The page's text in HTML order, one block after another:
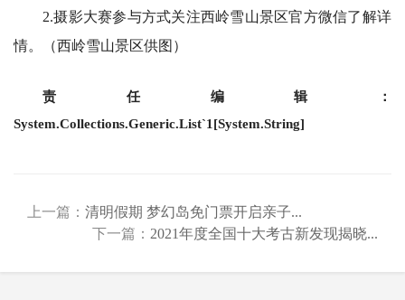
2.摄影大赛参与方式关注西岭雪山景区官方微信了解详
情。（西岭雪山景区供图）
责任编辑：
System.Collections.Generic.List`1[System.String]
上一篇： 清明假期 梦幻岛免门票开启亲子...
下一篇： 2021年度全国十大考古新发现揭晓...